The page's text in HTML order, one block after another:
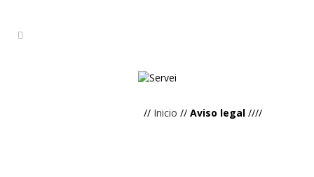
// Inicio // Aviso legal ////